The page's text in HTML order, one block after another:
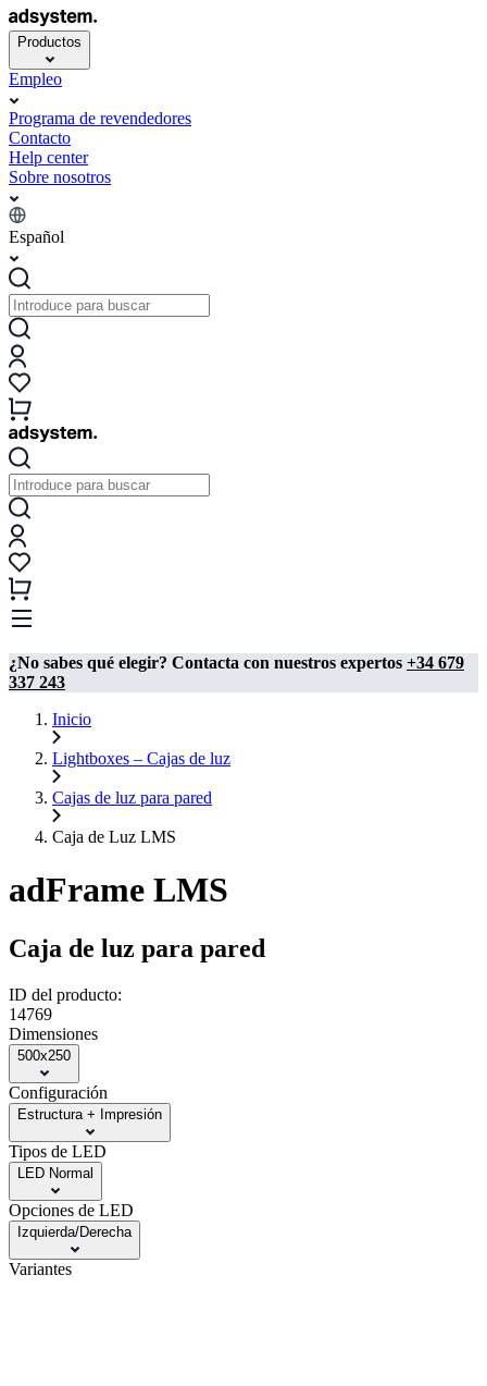
Productos
Empleo
Programa de revendedores
Contacto
Help center
Sobre nosotros
Español
¿No sabes qué elegir? Contacta con nuestros expertos +34 679
337 243
Inicio
Lightboxes – Cajas de luz
Cajas de luz para pared
Caja de Luz LMS
adFrame LMS
Caja de luz para pared
ID del producto:
14769
Dimensiones
500x250
Configuración
Estructura + Impresión
Tipos de LED
LED Normal
Opciones de LED
Izquierda/Derecha
Variantes